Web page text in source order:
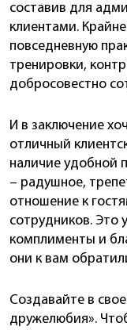
составив для
клиентами.
повседневную
тренировки,
добросовестно
И в заключение
отличный
наличие удобной
– радушное,
отношение к
сотрудников. Это
комплименты и
они к вам
Создавайте в
дружелюбия».